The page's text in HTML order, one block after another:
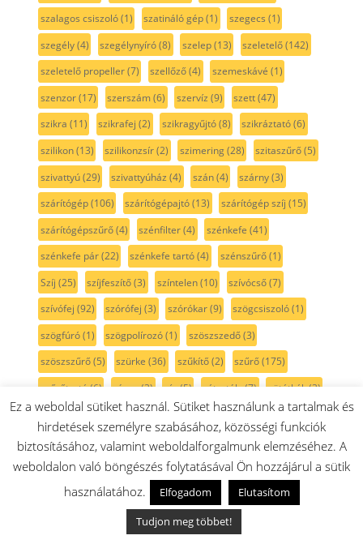
szalagos csiszoló(1) szatináló gép(1) szegecs (1)
szegély(4) szegélynyíró(8) szelep(13) szeletelő(142)
szeletelő propeller(7) szellőző(4) szemeskávé (1)
szenzor(17) szerszám(6) szervíz (9) szett(47)
szikra (11) szikrafej (2) szikragyűjtó(8) szikráztató(6)
szilikon(13) szilikonzsír(2) szimering(28) szitaszűrő(5)
szivattyú(29) szivattyúház (4) szán(4) szárny(3)
szárítógép(106) szárítógépajtó(13) szárítógép szíj (15)
szárítógépszűrő(4) szénfilter(4) szénkefe (41)
szénkefe pár(22) szénkefe tartó(4) szénszűrő(1)
Szíj (25) szíjfeszítő(3) színtelen(10) szívócső(7)
szívófej (92) szórófej (3) szórókar(9) szögcsiszoló(1)
szögfúró(1) szögpolírozó(1) szöszszedő(3)
szöszszűrő(5) szürke (36) szűkítő(2) szűrő(175)
szűrőtartó(6) sárga(3) sín(5) sótartály(7) sötétkék(3)
sövénynyíró(1) sütemény kinyomó(3)
sütési funkcióválasztó
(31) sütő (315) sütőajtó
(35)
sütőajtó gumi (5) sütőajtó külső üveg(17) sütőbelső(45)
sütő forgókapcsoló(22) sütőfunkciókapcsoló(20)
sütő izzó(18) sütőkapcsoló
Ez a weboldal sütiket használ. Sütiket használunk a tartalmak és
hirdetések személyre szabásához, közösségi funkciók
biztosításához, valamint weboldalforgalmunk elemzéséhez. A
weboldalon való böngészés folytatásával Ön hozzájárul a sütik
használatához.
Elfogadom
Elutasítom
Tudjon meg többet!